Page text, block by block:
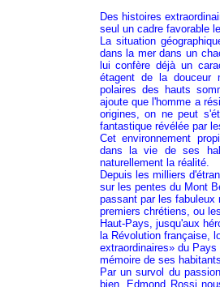
Des histoires
seul un cadre favorable
La situation
dans la mer dans un
lui confère déjà un
étagent de la douceur
polaires des hauts
ajoute que l'homme a
origines, on ne peut
fantastique révélée par
Cet environnement
dans la vie de ses
naturellement la réalité.
Depuis les milliers
sur les pentes du Mont
passant par les fabuleux
premiers chrétiens, ou
Haut-Pays, jusqu'aux
la Révolution française,
extraordinaires» du
mémoire de ses
Par un survol du
bien, Edmond Rossi